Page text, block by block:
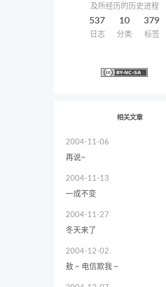
及所经历的历史进程
537
日志
10
分类
379
标签
相关文章
2004-11-06
再说~
2004-11-13
一成不变
2004-11-27
冬天来了
2004-12-02
敖 ~ 电信欺我 ~